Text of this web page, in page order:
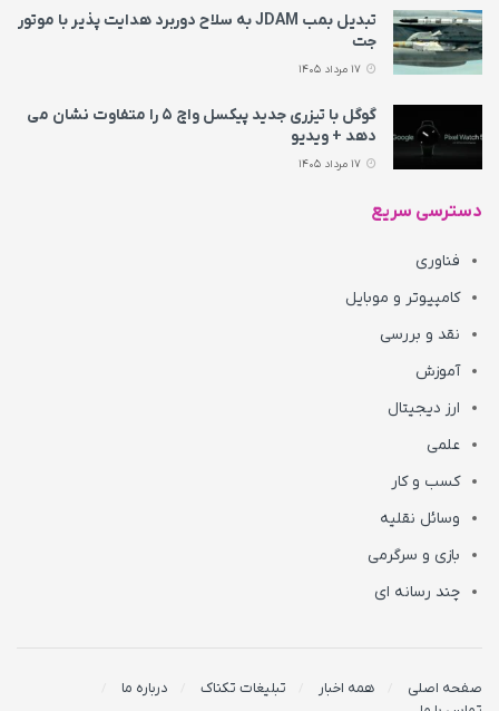
تبدیل بمب JDAM به سلاح دوربرد هدایت پذیر با موتور
جت
گوگل با تیزری جدید پیکسل واچ ۵ را متفاوت نشان می‌
دهد + ویدیو
دسترسی سریع
فناوری
کامپیوتر و موبایل
نقد و بررسی
آموزش
ارز دیجیتال
علمی
کسب و کار
وسائل نقلیه
بازی و سرگرمی
چند رسانه ای
صفحه اصلی همه اخبار تبلیغات تکناک
درباره ما